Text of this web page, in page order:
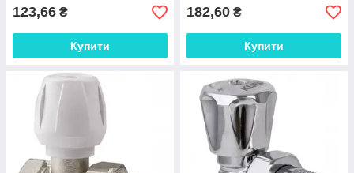
123,66 ₴
Купити
182,60 ₴
Купити